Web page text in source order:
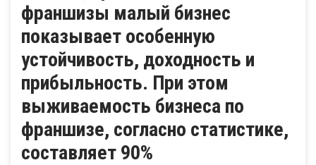
франшизы малый бизнес
показывает особенную
устойчивость, доходность и
прибыльность. При этом
выживаемость бизнеса по
франшизе, согласно статистике,
составляет 90%